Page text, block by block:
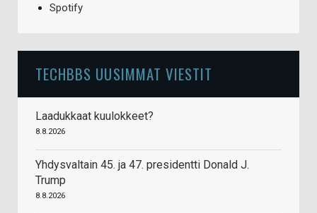
Spotify
TECHBBS UUSIMMAT VIESTIT
Laadukkaat kuulokkeet?
8.8.2026
Yhdysvaltain 45. ja 47. presidentti Donald J.
Trump
8.8.2026